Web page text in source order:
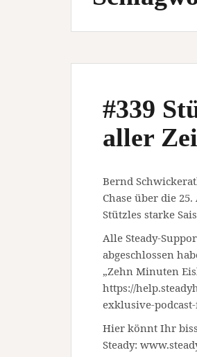
#339
aller
Bernd
Chase über die
Stützles starke
Alle Steady-
abgeschlossen
„Zehn Minuten
https://
exklusive-
Hier könnt Ihr
Steady: